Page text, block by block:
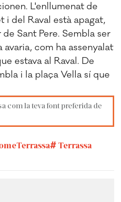
L'enllumenat de
i del Raval està apagat,
Sant Pere. Sembla ser
com ha assenyalat
estava al Raval. De
i la plaça Vella sí que
com la teva font preferida de
Terrassa